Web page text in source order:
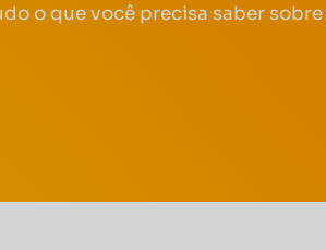
o que você precisa saber sobre